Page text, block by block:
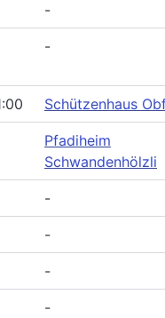
-
-
Schützenhaus
Pfadiheim
Schwandenhölzli
-
-
-
-